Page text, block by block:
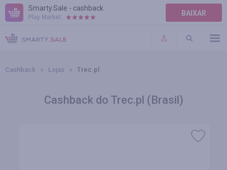
Smarty.Sale - cashback
Play Market: BAIXAR
AJUDA
TERMOS DE USO
Cashback Lojas Trec.pl
Cashback do Trec.pl (Brasil)